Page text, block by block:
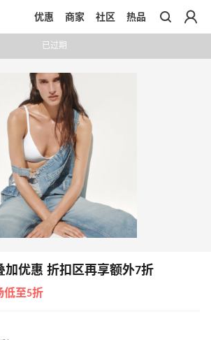
优惠 商家 社区 热品
已过期
加优惠 折扣区再享额外7折
低至5折